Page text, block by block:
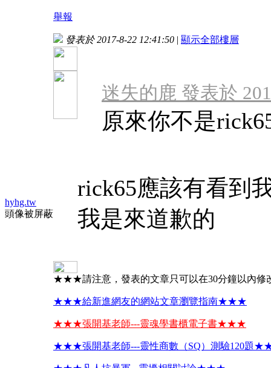
舉報
hyhg.tw
頭像被屏蔽
發表於 2017-8-22 12:41:50 | 顯示全部樓層
迷失的鹿 發表於
原來你不是
rick65應該有看到
我是來道歉的
★★★請注意，發表的文章只可以在30分鐘以內
★★★給新進網友的網站文章瀏覽指南★★★
★★★張開基老師---靈魂學書櫃電子書★★★
★★★張開基老師---靈性商數（SQ）測驗120題